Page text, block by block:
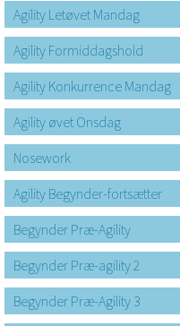
Agility Letøvet Mandag
Agility Formiddagshold
Agility Konkurrence Mandag
Agility øvet Onsdag
Nosework
Agility Begynder-fortsætter
Begynder Præ-Agility
Begynder Præ-agility 2
Begynder Præ-Agility 3